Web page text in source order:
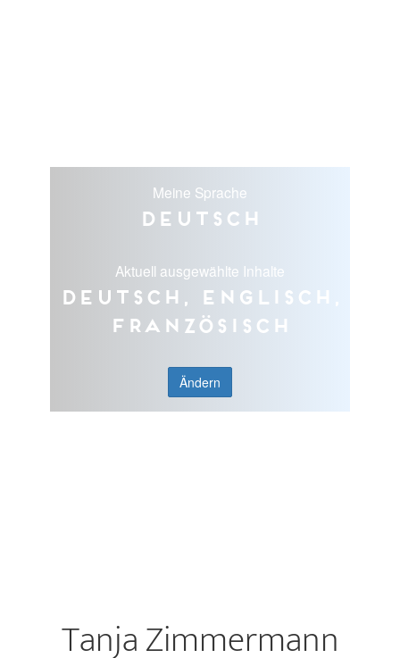
Meine Sprache
Deutsch
Aktuell ausgewählte Inhalte
Deutsch, Englisch,
Französisch
Ändern
Tanja Zimmermann